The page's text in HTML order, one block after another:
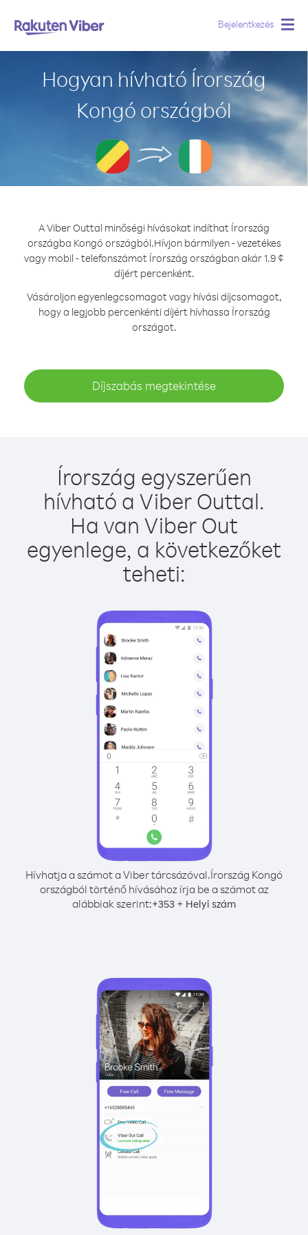
Bejelentkezés
Hogyan hívható Írország
Kongó országból
A Viber Outtal minőségi hívásokat indíthat Írország
országba Kongó országból.Hívjon bármilyen - vezetékes
vagy mobil - telefonszámot Írország országban akár 1.9 ¢
díjért percenként.
Vásároljon egyenlegcsomagot vagy hívási díjcsomagot,
hogy a legjobb percenkénti díjért hívhassa Írország
országot.
Díjszabás megtekintése
Írország egyszerűen
hívható a Viber Outtal.
Ha van Viber Out
egyenlege, a következőket
teheti:
Hívhatja a számot a Viber tárcsázóval.Írország Kongó
országból történő hívásához írja be a számot az
alábbiak szerint:+353 + Helyi szám